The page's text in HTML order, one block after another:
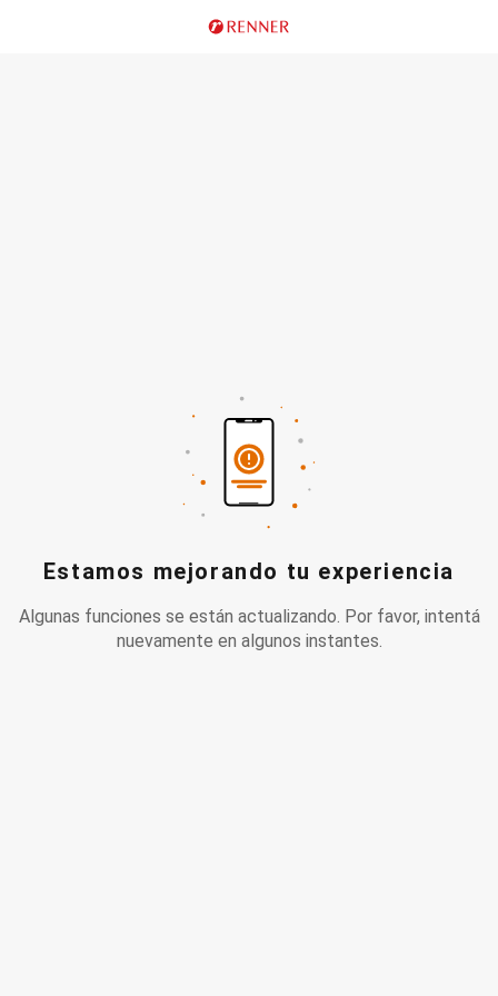
Estamos mejorando tu experiencia
Algunas funciones se están actualizando. Por favor, intentá
nuevamente en algunos instantes.